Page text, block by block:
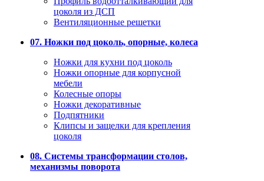
цоколя из ДСП
Вентиляционные решетки
07. Ножки под цоколь, опорные, колеса
Ножки для кухни под цоколь
Ножки опорные для корпусной
мебели
Колесные опоры
Ножки декоративные
Подпятники
Клипсы и защелки для крепления
цоколя
08. Системы трансформации столов,
механизмы поворота